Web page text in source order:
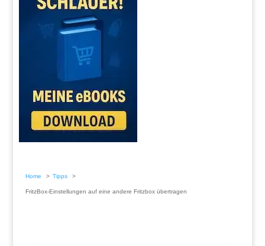
Home Tipps
FritzBox-Einstellungen auf eine andere Fritzbox übertragen